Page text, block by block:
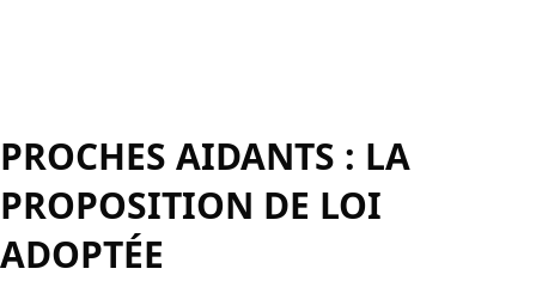
PROCHES AIDANTS : LA
PROPOSITION DE LOI
ADOPTÉE